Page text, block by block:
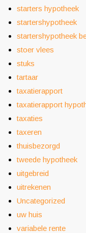
starters hypotheek
startershypotheek
startershypotheek
stoer vlees
stuks
tartaar
taxatierapport
taxatierapport
taxaties
taxeren
thuisbezorgd
tweede hypotheek
uitgebreid
uitrekenen
Uncategorized
uw huis
variabele rente